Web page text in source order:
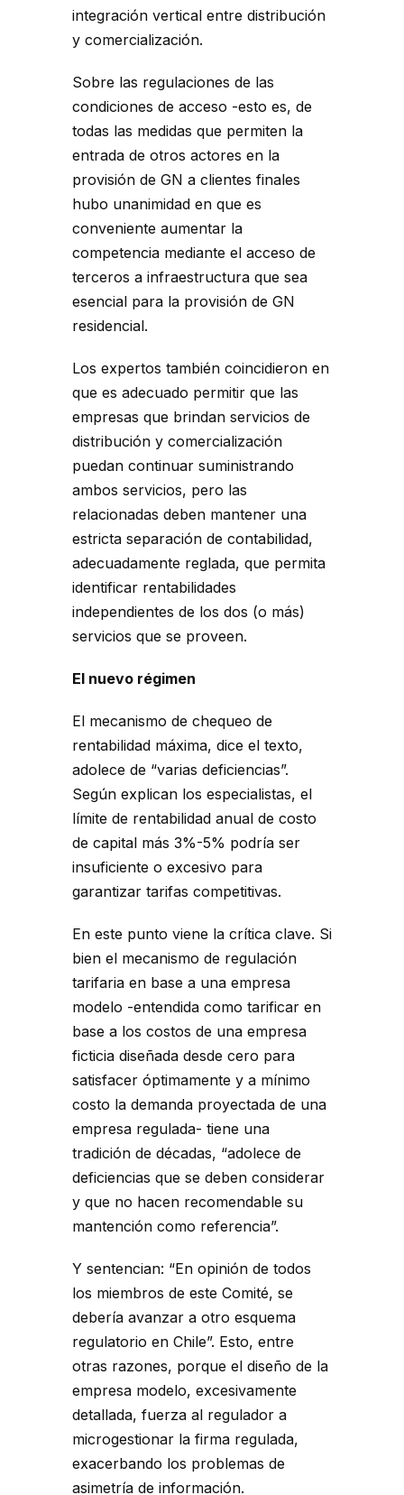
integración vertical entre distribución
y comercialización.
Sobre las regulaciones de las
condiciones de acceso -esto es, de
todas las medidas que permiten la
entrada de otros actores en la
provisión de GN a clientes finales
hubo unanimidad en que es
conveniente aumentar la
competencia mediante el acceso de
terceros a infraestructura que sea
esencial para la provisión de GN
residencial.
Los expertos también coincidieron en
que es adecuado permitir que las
empresas que brindan servicios de
distribución y comercialización
puedan continuar suministrando
ambos servicios, pero las
relacionadas deben mantener una
estricta separación de contabilidad,
adecuadamente reglada, que permita
identificar rentabilidades
independientes de los dos (o más)
servicios que se proveen.
El nuevo régimen
El mecanismo de chequeo de
rentabilidad máxima, dice el texto,
adolece de “varias deficiencias”.
Según explican los especialistas, el
límite de rentabilidad anual de costo
de capital más 3%-5% podría ser
insuficiente o excesivo para
garantizar tarifas competitivas.
En este punto viene la crítica clave. Si
bien el mecanismo de regulación
tarifaria en base a una empresa
modelo -entendida como tarificar en
base a los costos de una empresa
ficticia diseñada desde cero para
satisfacer óptimamente y a mínimo
costo la demanda proyectada de una
empresa regulada- tiene una
tradición de décadas, “adolece de
deficiencias que se deben considerar
y que no hacen recomendable su
mantención como referencia”.
Y sentencian: “En opinión de todos
los miembros de este Comité, se
debería avanzar a otro esquema
regulatorio en Chile”. Esto, entre
otras razones, porque el diseño de la
empresa modelo, excesivamente
detallada, fuerza al regulador a
microgestionar la firma regulada,
exacerbando los problemas de
asimetría de información.